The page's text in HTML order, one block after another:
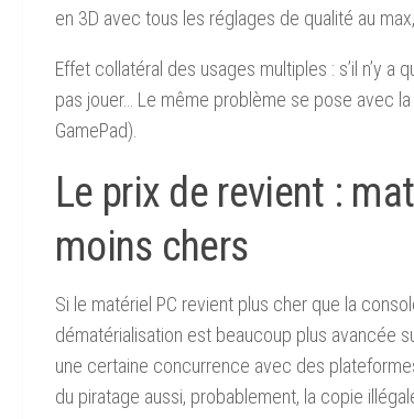
en 3D avec tous les réglages de qualité au
Effet collatéral des usages multiples : s’il n’y a
pas jouer… Le même problème se pose avec
GamePad).
Le prix de revient :
moins chers
Si le matériel PC revient plus cher que la
dématérialisation est beaucoup plus avancée
une certaine concurrence avec des
du piratage aussi, probablement, la copie